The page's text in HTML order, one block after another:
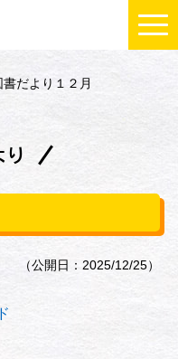
書だより１２月
り
（公開日：2025/12/25）